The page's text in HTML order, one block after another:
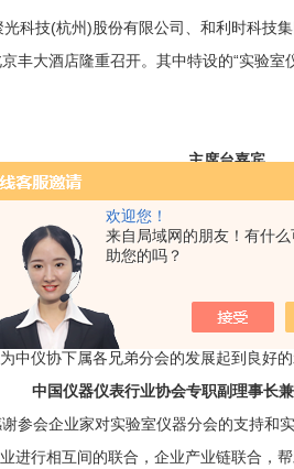
欢迎您！
来自局域网的朋友！有什
助您的吗？
科技(杭州)股份有限公司、和利时科
丰大酒店隆重召开。其中特设的“实验
主席台嘉宾
会议现场
协会实验室仪器分会轮值理事长、长沙
谢了中仪协对实验室仪器分会的重
仪协下属各兄弟分会的发展起到良好的
中国仪器仪表行业协会专职副理事长
会企业家对实验室仪器分会的支持和
进行相互间的联合，企业产业链联合